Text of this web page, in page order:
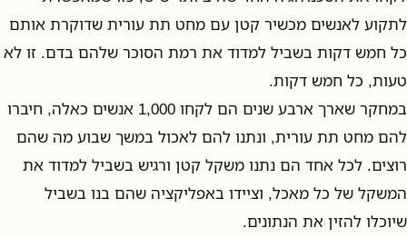
לתקוע לאנשים מכשיר קטן עם מחט תת עורית שדוקרת אותם
כל חמש דקות בשביל למדוד את רמת הסוכר שלהם בדם. זו לא
טעות, כל חמש דקות.
במחקר שארך ארבע שנים הם לקחו 1,000 אנשים כאלה, חיברו
להם מחט תת עורית, ונתנו להם לאכול במשך שבוע מה שהם
רוצים. לכל אחד הם נתנו משקל קטן ורגיש בשביל למדוד את
המשקל של כל מאכל, וציידו באפליקציה שהם בנו בשביל
שיוכלו להזין את הנתונים.